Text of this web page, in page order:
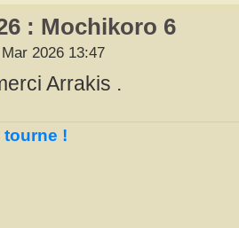
: Mochikoro 6
2026 13:47
Arrakis .
tourne !